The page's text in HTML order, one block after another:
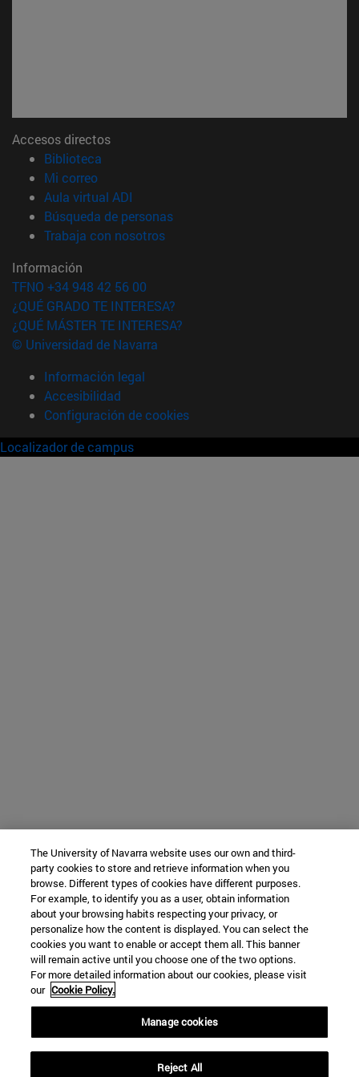
Accesos directos
Biblioteca
Mi correo(abre en nueva ventana)
Aula virtual ADI
Búsqueda de personas(abre en nueva ventana)
Trabaja con nosotros(abre en nueva ventana)
Información
TFNO +34 948 42 56 00
¿QUÉ GRADO TE INTERESA?
¿QUÉ MÁSTER TE INTERESA?
© Universidad de Navarra
Información legal
Accesibilidad
Configuración de cookies
Localizador de campus
The University of Navarra website uses our own and third-
party cookies to store and retrieve information when you
browse. Different types of cookies have different purposes.
For example, to identify you as a user, obtain information
about your browsing habits respecting your privacy, or
personalize how the content is displayed. You can select the
cookies you want to enable or accept them all. This banner
will remain active until you choose one of the two options.
For more detailed information about our cookies, please visit
our Cookie Policy.
Manage cookies
Reject All